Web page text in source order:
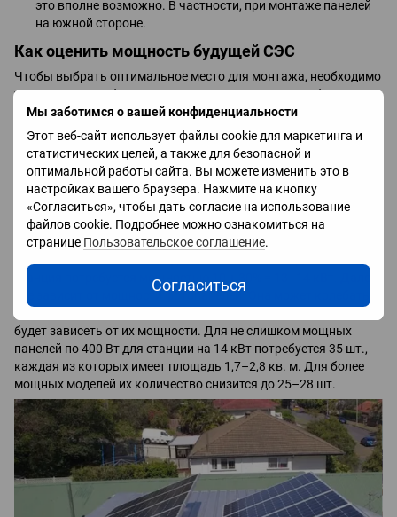
Мы заботимся о вашей конфиденциальности
Этот веб-сайт использует файлы cookie для маркетинга и
статистических целей, а также для безопасной и
оптимальной работы сайта. Вы можете изменить это в
настройках вашего браузера. Нажмите на кнопку
«Согласиться», чтобы дать согласие на использование
файлов cookie. Подробнее можно ознакомиться на
странице Пользовательское соглашение.
Согласиться
это вполне возможно. В частности, при монтаже панелей
на южной стороне.
Как оценить мощность будущей СЭС
Чтобы выбрать оптимальное место для монтажа, необходимо
учитывать и требуемую площадь, которая должна быть равна
или превышать суммарную площадь всех панелей. А сколько
именно панелей вам нужно? Это зависит от выбранной
мощности СЭС и мощности одной панели, которую вы
планируете установить.
Для домашнего использования обычно применяют станции
мощностью до 30 кВт. Оптимальную мощность лучше
выбирать по формуле: суммарная мощность всех приборов,
которые будут питаться от станции, + 15–30% резерва. Если
станция потребуется мощностью 10 + 30% = 13–14 кВт. Далее
всё зависит от мощности фотопанелей. Она может колебаться
от 400 до 600–700 Вт, соответственно, и количество панелей
будет зависеть от их мощности. Для не слишком мощных
панелей по 400 Вт для станции на 14 кВт потребуется 35 шт.,
каждая из которых имеет площадь 1,7–2,8 кв. м. Для более
мощных моделей их количество снизится до 25–28 шт.